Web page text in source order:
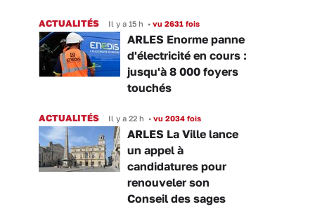
ACTUALITÉS Il y a 15 h • vu 2631 fois
ARLES Enorme panne
d'électricité en cours :
jusqu'à 8 000 foyers
touchés
ACTUALITÉS Il y a 22 h • vu 2034 fois
ARLES La Ville lance
un appel à
candidatures pour
renouveler son
Conseil des sages